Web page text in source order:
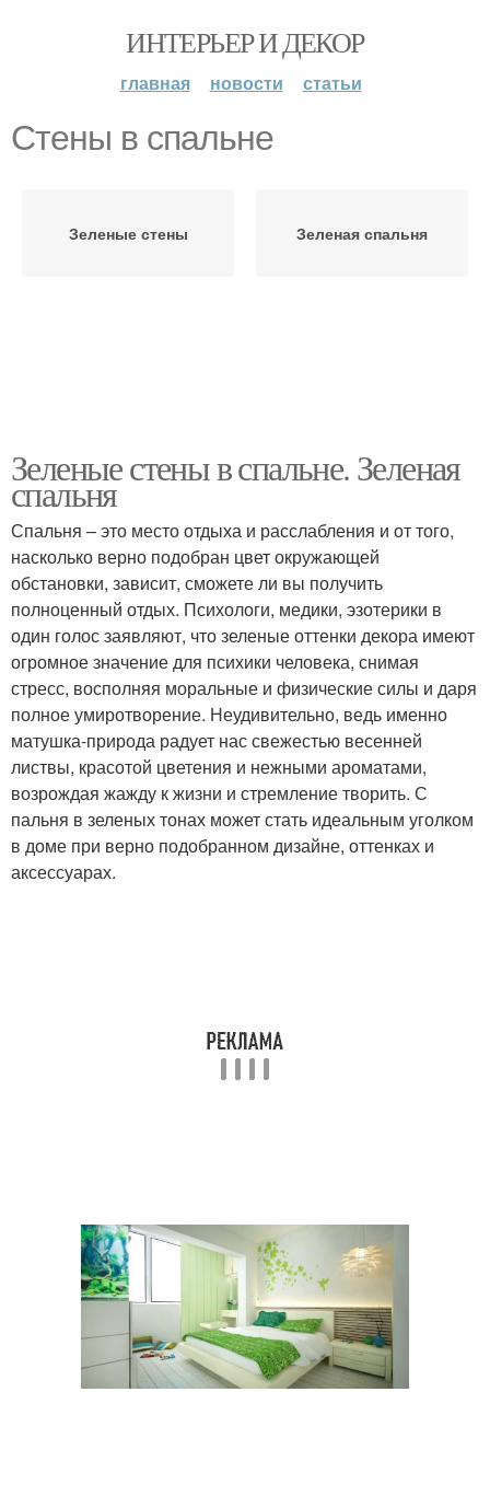
ИНТЕРЬЕР И ДЕКОР
главная новости статьи
Стены в спальне
Зеленые стены Зеленая спальня
Зеленые стены в спальне. Зеленая
спальня
Спальня – это место отдыха и расслабления и от того,
насколько верно подобран цвет окружающей
обстановки, зависит, сможете ли вы получить
полноценный отдых. Психологи, медики, эзотерики в
один голос заявляют, что зеленые оттенки декора имеют
огромное значение для психики человека, снимая
стресс, восполняя моральные и физические силы и даря
полное умиротворение. Неудивительно, ведь именно
матушка-природа радует нас свежестью весенней
листвы, красотой цветения и нежными ароматами,
возрождая жажду к жизни и стремление творить. С
пальня в зеленых тонах может стать идеальным уголком
в доме при верно подобранном дизайне, оттенках и
аксессуарах.